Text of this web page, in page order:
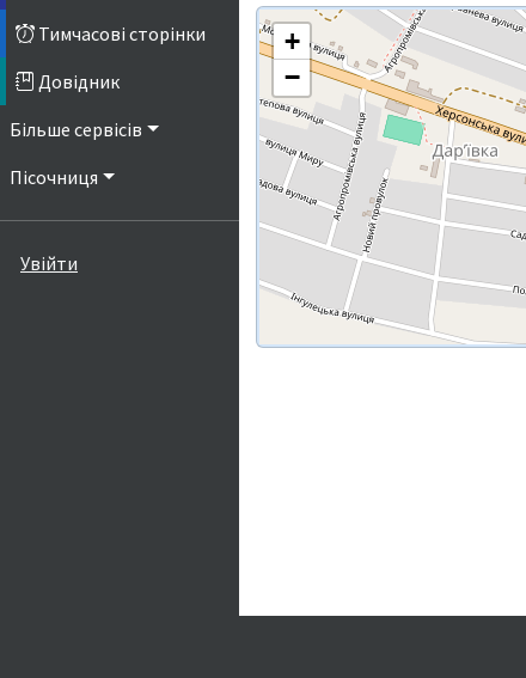
Тимчасові сторінки
Довідник
Більше сервісів
Пісочниця
Увійти
+
−